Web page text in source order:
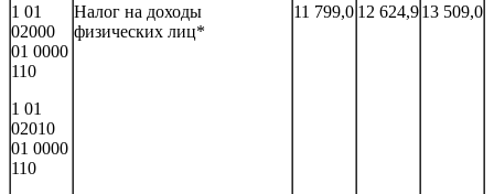
1 01
02000
01 0000
110
1 01
02010
01 0000
110
Налог на доходы
физических лиц*
11 799,0 12 624,913 509,0